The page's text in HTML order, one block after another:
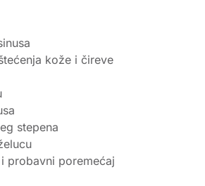
kože i čireve
stepena
probavni poremećaj